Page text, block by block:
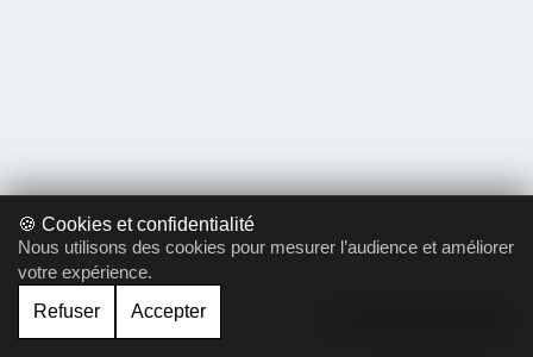
🍪 Cookies et confidentialité
Nous utilisons des cookies pour mesurer l’audience et améliorer
votre expérience.
Refuser
Accepter